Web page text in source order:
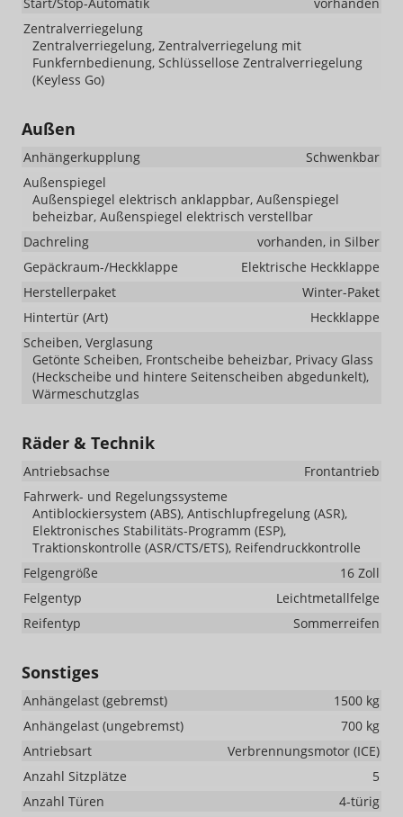
Zentralverriegelung
Zentralverriegelung, Zentralverriegelung mit
Funkfernbedienung, Schlüssellose Zentralverriegelung
(Keyless Go)
Außen
Anhängerkupplung
Schwenkbar
Außenspiegel
Außenspiegel elektrisch anklappbar, Außenspiegel
beheizbar, Außenspiegel elektrisch verstellbar
Dachreling
vorhanden, in Silber
Gepäckraum-/Heckklappe
Elektrische Heckklappe
Herstellerpaket
Winter-Paket
Hintertür (Art)
Heckklappe
Scheiben, Verglasung
Getönte Scheiben, Frontscheibe beheizbar, Privacy Glass
(Heckscheibe und hintere Seitenscheiben abgedunkelt),
Wärmeschutzglas
Räder & Technik
Antriebsachse
Frontantrieb
Fahrwerk- und Regelungssysteme
Antiblockiersystem (ABS), Antischlupfregelung (ASR),
Elektronisches Stabilitäts-Programm (ESP),
Traktionskontrolle (ASR/CTS/ETS), Reifendruckkontrolle
Felgengröße
16 Zoll
Felgentyp
Leichtmetallfelge
Reifentyp
Sommerreifen
Sonstiges
Anhängelast (gebremst)
1500 kg
Anhängelast (ungebremst)
700 kg
Antriebsart
Verbrennungsmotor (ICE)
Anzahl Sitzplätze
5
Anzahl Türen
4-türig